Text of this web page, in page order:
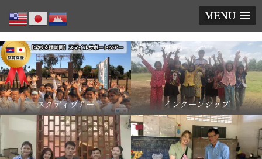
MENU
スタディツアー インターンシップ